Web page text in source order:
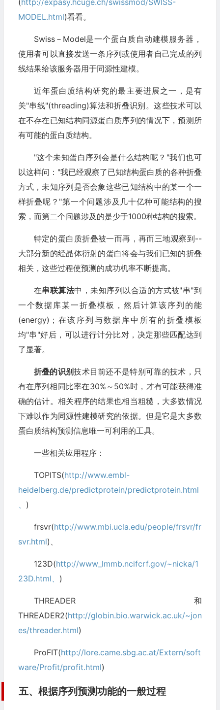
( http://expasy.hcuge.ch/swissmod/SWISS-
MODEL.html)看看。
Swiss－Model是一个蛋白质自动建模服务器，
使用者可以直接发送一条序列或使用者自己完成的列
线结果给该服务器用于同源性建模。
近年蛋白质结构研究的最主要进展之一，是有
关"串线"(threading)算法和折叠识别。这些技术可以
在不存在已知结构同源蛋白质序列的情况下，预测所
有可能的蛋白质结构。
"这个未知蛋白序列会是什么结构呢？"我们也可
以这样问："我已经观察了已知结构蛋白质的各种折叠
方式，未知序列是否会象这些已知结构中的某一个一
样折叠呢？"第一个问题涉及几十亿种可能结构的搜
索，而第二个问题涉及的是少于1000种结构的搜索。
特定的蛋白质折叠被一而再，再而三地观察到--
大部分新的经晶体衍射的蛋白将会与我们已知的折叠
相关，这些过程使预测的成功机率不断提高。
在串联算法中，未知序列以合适的方式被"串"到
一个数据库某一折叠模板，然后计算该序列的能
(energy)；在该序列与数据库中所有的折叠模板
均"串"好后，可以进行计分比对，决定那些匹配达到
了显著。
折叠的识别技术目前还不是特别可靠的技术，只
有在序列相同比率在30%～50%时，才有可能获得准
确的估计。相关程序的结果也相当粗糙，大多数情况
下难以作为同源性建模研究的依据。但是它是大多数
蛋白质结构预测信息唯一可利用的工具。
一些相关应用程序：
TOPITS(http://www.embl-
heidelberg.de/predictprotein/predictprotein.html
、 )
frsvr(http://www.mbi.ucla.edu/people/frsvr/fr
svr.html)、
123D(http://www_lmmb.ncifcrf.gov/~nicka/1
23D.html、 )
THREADER和
THREADER2(http://globin.bio.warwick.ac.uk/~jon
es/threader.html)
ProFIT(http://lore.came.sbg.ac.at/Extern/soft
ware/Profit/profit.html)
五、根据序列预测功能的一般过程